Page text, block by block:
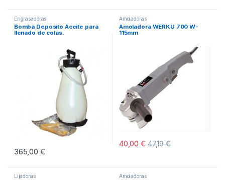
Engrasadoras
Bomba Depósito Aceite para
llenado de colas.
365,00 €
Amoladoras
Amoladora WERKU 700 W-
115mm
40,00€ 47,19€
Lijadoras Amoladoras